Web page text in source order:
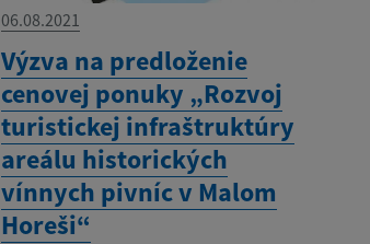
06.08.2021
Výzva na predloženie
cenovej ponuky „Rozvoj
turistickej infraštruktúry
areálu historických
vínnych pivníc v Malom
Horeši“